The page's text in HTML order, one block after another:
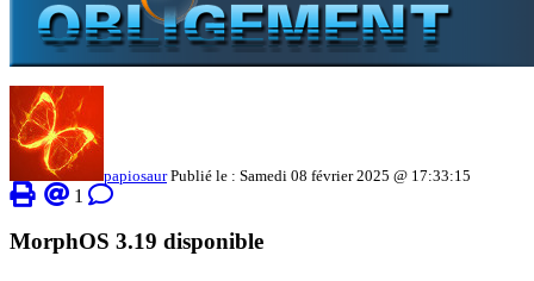
papiosaurPublié le : Samedi 08 février 2025 @ 17:33:15
1
MorphOS 3.19 disponible